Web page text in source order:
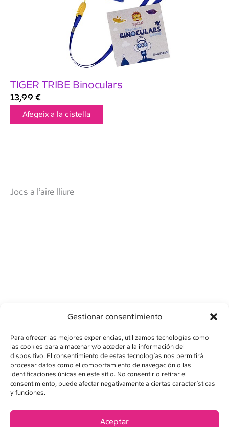
Gestionar consentimiento
Para ofrecer las mejores experiencias, utilizamos tecnologías como
las cookies para almacenar y/o acceder a la información del
dispositivo. El consentimiento de estas tecnologías nos permitirá
procesar datos como el comportamiento de navegación o las
identificaciones únicas en este sitio. No consentir o retirar el
consentimiento, puede afectar negativamente a ciertas características
y funciones.
Aceptar
TIGER TRIBE Binoculars
13,99 €
Afegeix a la cistella
Jocs a l’aire lliure
AVÍS LEGAL
POLÍTICA DE PRIVADESA